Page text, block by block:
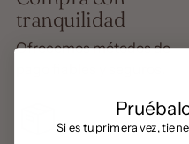
tranquilidad
Ofrecemos métodos de
Si es tu primera vez,